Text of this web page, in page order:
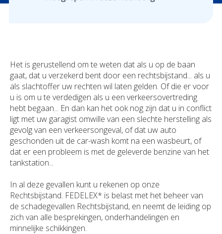
Het is gerustellend om te weten dat als u op de baan
gaat, dat u verzekerd bent door een rechtsbijstand... als u
als slachtoffer uw rechten wil laten gelden. Of die er voor
u is om u te verdedigen als u een verkeersovertreding
hebt begaan... En dan kan het ook nog zijn dat u in conflict
ligt met uw garagist omwille van een slechte herstelling als
gevolg van een verkeersongeval, of dat uw auto
geschonden uit de car-wash komt na een wasbeurt, of
dat er een probleem is met de geleverde benzine van het
tankstation...
In al deze gevallen kunt u rekenen op onze
Rechtsbijstand. FEDELEX* is belast met het beheer van
de schadegevallen Rechtsbijstand, en neemt de leiding op
zich van alle besprekingen, onderhandelingen en
minnelijke schikkingen.